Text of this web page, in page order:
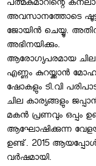
പത്മകുമാറിന്റെ
അവസാനത്തോടെ
ജോയിന്‍ ചെയ്യൂ.
അഭിനയിക്കും.
ആരോഗ്യപരമായ ചില
എണ്ണം കുറയ്ക്കാന്‍
ഷോകളും ടി.വി
ചില കാര്യങ്ങളും
മകന്‍ പ്രണവും ഒപ്പം
ആഘോഷിക്കുന്ന
ഉണ്ട്. 2015
വര്‍ഷമായി.